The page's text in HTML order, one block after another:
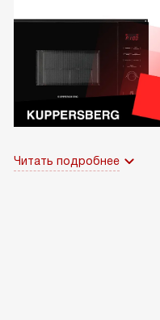
Читать подробнее